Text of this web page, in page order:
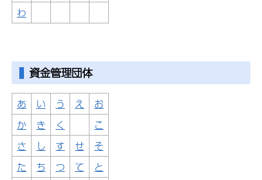
わ
資金管理団体
あ い う え
お
か
き く
こ
さ
し す せ
そ
た
ち つ て
と